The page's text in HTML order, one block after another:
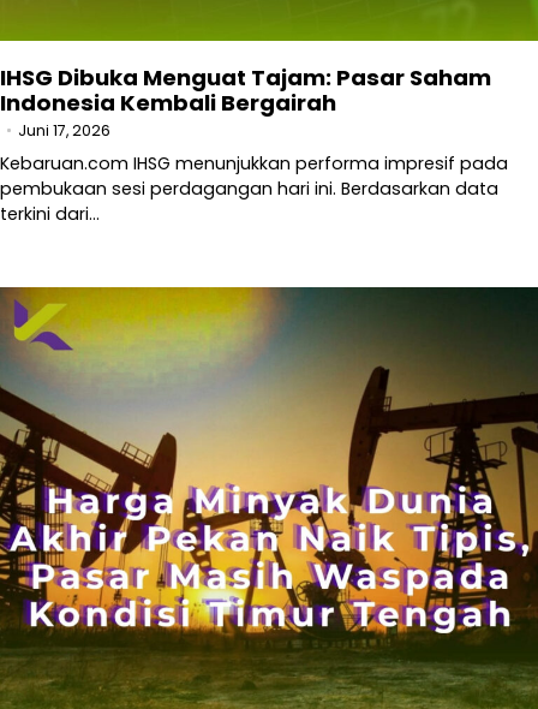
IHSG Dibuka Menguat Tajam: Pasar Saham
Indonesia Kembali Bergairah
Juni 17, 2026
Kebaruan.com IHSG menunjukkan performa impresif pada
pembukaan sesi perdagangan hari ini. Berdasarkan data
terkini dari…